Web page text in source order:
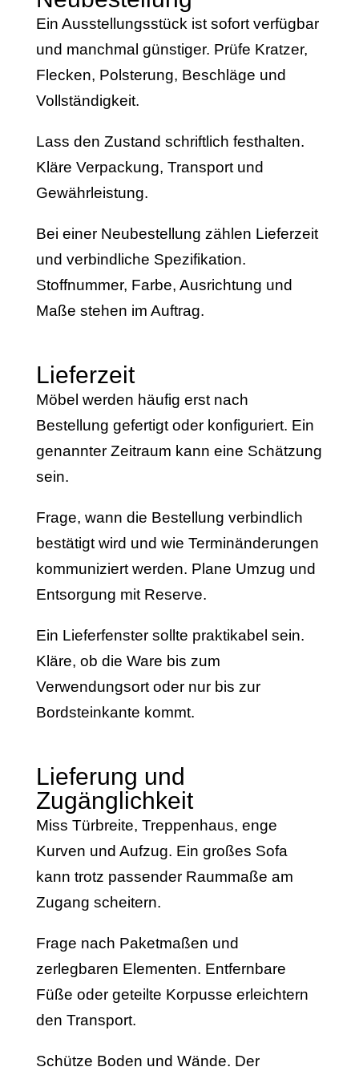
Ein Ausstellungsstück ist sofort verfügbar
und manchmal günstiger. Prüfe Kratzer,
Flecken, Polsterung, Beschläge und
Vollständigkeit.
Lass den Zustand schriftlich festhalten.
Kläre Verpackung, Transport und
Gewährleistung.
Bei einer Neubestellung zählen Lieferzeit
und verbindliche Spezifikation.
Stoffnummer, Farbe, Ausrichtung und
Maße stehen im Auftrag.
Lieferzeit
Möbel werden häufig erst nach
Bestellung gefertigt oder konfiguriert. Ein
genannter Zeitraum kann eine Schätzung
sein.
Frage, wann die Bestellung verbindlich
bestätigt wird und wie Terminänderungen
kommuniziert werden. Plane Umzug und
Entsorgung mit Reserve.
Ein Lieferfenster sollte praktikabel sein.
Kläre, ob die Ware bis zum
Verwendungsort oder nur bis zur
Bordsteinkante kommt.
Lieferung und
Zugänglichkeit
Miss Türbreite, Treppenhaus, enge
Kurven und Aufzug. Ein großes Sofa
kann trotz passender Raummaße am
Zugang scheitern.
Frage nach Paketmaßen und
zerlegbaren Elementen. Entfernbare
Füße oder geteilte Korpusse erleichtern
den Transport.
Schütze Boden und Wände. Der